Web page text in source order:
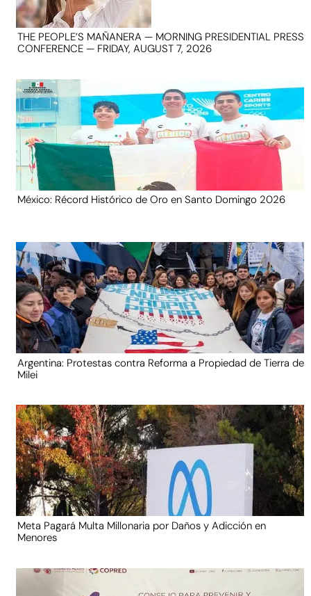
THE PEOPLE’S MAÑANERA — MORNING PRESIDENTIAL PRESS
CONFERENCE — FRIDAY, AUGUST 7, 2026
México: Récord Histórico de Oro en Santo Domingo 2026
Argentina: Protestas contra Reforma a Propiedad de Tierra de
Milei
Meta Pagará Multa Millonaria por Daños y Adicción en
Menores